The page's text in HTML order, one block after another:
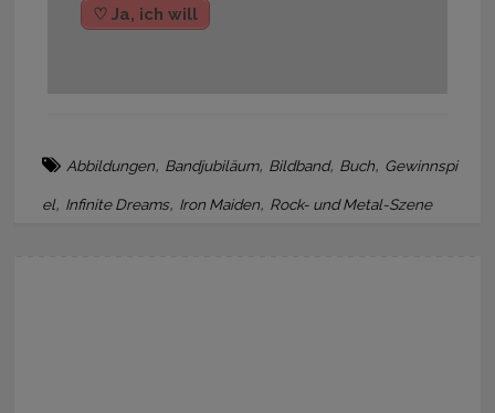
♡ Ja, ich will
Abbildungen, Bandjubiläum, Bildband, Buch, Gewinnspi
el, Infinite Dreams, Iron Maiden, Rock- und Metal-Szene